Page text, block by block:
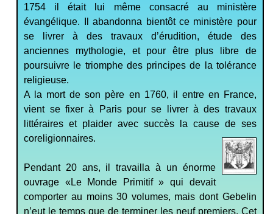
1754 il était lui même consacré au ministère
évangélique. Il abandonna bientôt ce ministère pour
se livrer à des travaux d’érudition, étude des
anciennes mythologie, et pour être plus libre de
poursuivre le triomphe des principes de la tolérance
religieuse.
A la mort de son père en 1760, il entre en France,
vient se fixer à Paris pour se livrer à des travaux
littéraires et plaider avec succès la cause de ses
coreligionnaires.
Pendant 20 ans, il travailla à un énorme
ouvrage «Le Monde Primitif » qui devait
comporter au moins 30 volumes, mais dont Gebelin
n’eut le temps que de terminer les neuf premiers. Cet